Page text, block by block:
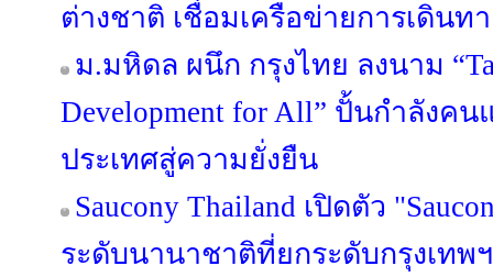
ต่างชาติ เชื่อมเครือข่ายการเดินท
ม.มหิดล ผนึก กรุงไทย ลงนาม
Development for All” ปั้นกำลังค
ประเทศสู่ความยั่งยืน
Saucony Thailand เปิดตัว
ระดับนานาชาติที่ยกระดับกรุงเทพ